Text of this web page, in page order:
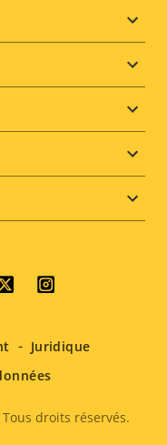
droits réservés.
Juridique